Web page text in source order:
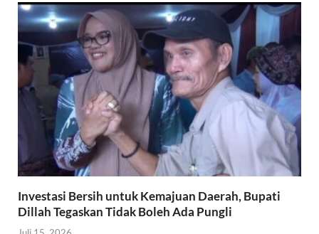
Investasi Bersih untuk Kemajuan Daerah, Bupati
Dillah Tegaskan Tidak Boleh Ada Pungli